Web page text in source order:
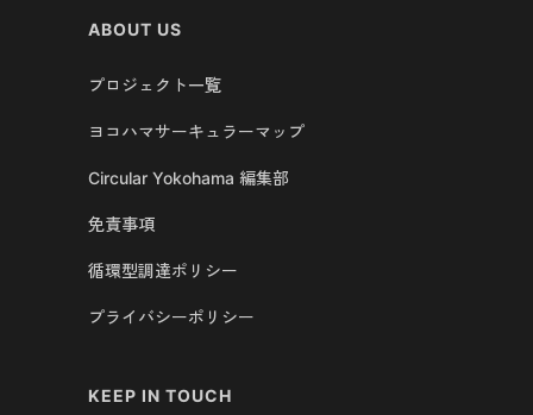
ABOUT US
プロジェクト一覧
ヨコハマサーキュラーマップ
Circular Yokohama 編集部
免責事項
循環型調達ポリシー
プライバシーポリシー
KEEP IN TOUCH